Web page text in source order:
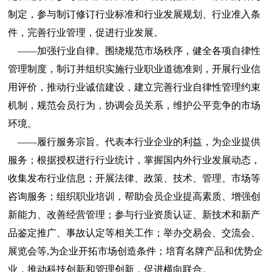
制定，参与制订修订行业标准和行业发展规划、行业准入条
件，完善行业管理，促进行业发展。
——加强行业自律。围绕规范市场秩序，健全各项自律性
管理制度，制订并组织实施行业职业道德准则，开展行业信
用评价，推动行业诚信建设，建立完善行业自律性管理约束
机制，规范会员行为，协调会员关系，维护公平竞争的市场
环境。
——履行服务宗旨。代表本行业企业的利益，为企业提供
服务；根据授权进行行业统计，掌握国内外行业发展动态，
收集发布行业信息；开展法律、政策、技术、管理、市场等
咨询服务；组织职业培训，帮助会员企业提高素质、增强创
新能力、改善经营管理；参与行业资质认证、新技术和新产
品鉴定推广、事故认定等相关工作；举办交易会、交流会、
展览会等,为企业开拓市场创造条件；培育名牌产品和优势企
业，推动科技创新和管理创新，促进横向联合。